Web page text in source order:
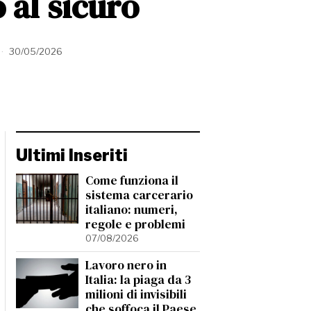
30/05/2026
Ultimi Inseriti
Come funziona il
sistema carcerario
italiano: numeri,
regole e problemi
07/08/2026
Lavoro nero in
Italia: la piaga da 3
milioni di invisibili